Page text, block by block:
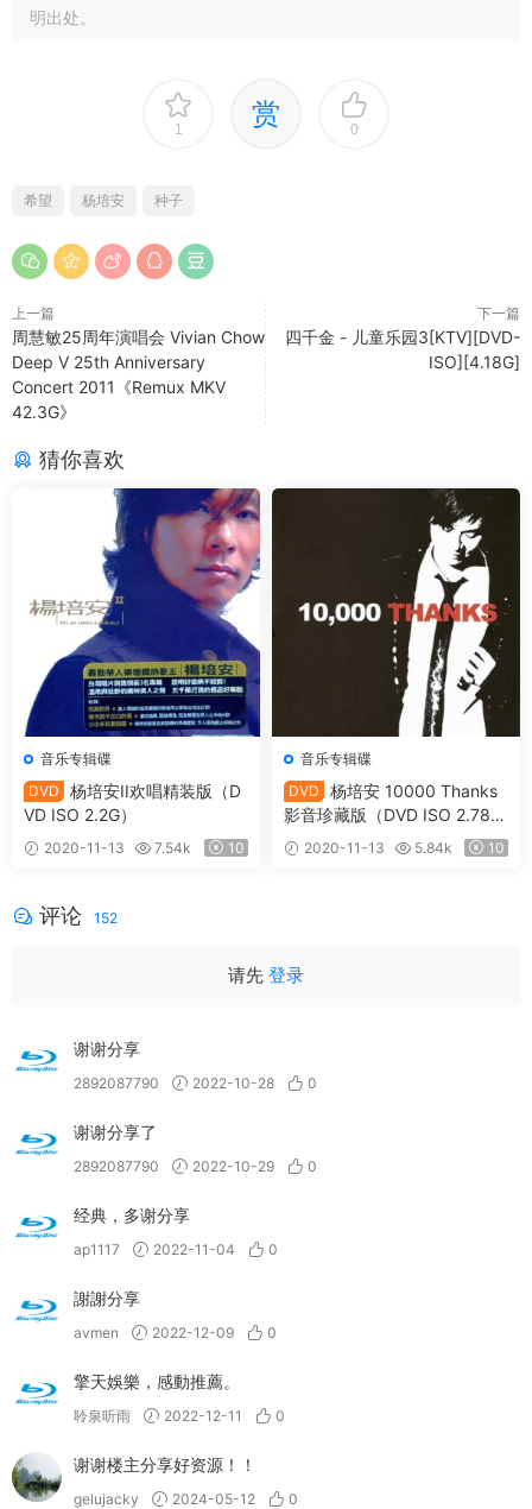
明出处。
1 赏 0
希望 杨培安 种子
上一篇
周慧敏25周年演唱会 Vivian Chow
Deep V 25th Anniversary
Concert 2011《Remux MKV
42.3G》
下一篇
四千金 - 儿童乐园3[KTV][DVD-
ISO][4.18G]
猜你喜欢
音乐专辑碟
DVD
杨培安II欢唱精装版（D
VD ISO 2.2G）
2020-11-13 7.54k 10
音乐专辑碟
DVD
杨培安 10000 Thanks
影音珍藏版（DVD ISO 2.78
G）2020-11-13 5.84k 10
评论 152
请先 登录
谢谢分享
2892087790 2022-10-28 0
谢谢分享了
2892087790 2022-10-29 0
经典，多谢分享
ap1117 2022-11-04 0
謝謝分享
avmen 2022-12-09 0
擎天娛樂，感動推薦。
聆泉听雨 2022-12-11 0
谢谢楼主分享好资源！！
gelujacky 2024-05-12 0